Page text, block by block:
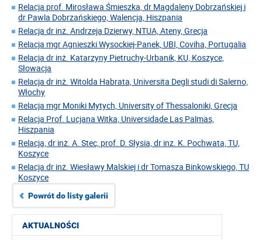
AKTUALNOŚCI
Relacja prof. Mirosława Śmieszka, dr Magdaleny Dobrzańskiej i
dr Pawla Dobrzańskiego, Walencja, Hiszpania
Relacja dr inż. Andrzeja Dzierwy, NTUA, Ateny, Grecja
Relacja mgr Agnieszki Wysockiej-Panek, UBI, Coviha, Portugalia
Relacja dr inż. Katarzyny Pietruchy-Urbanik, KU, Koszyce,
Słowacja
Relacja dr inż. Witolda Habrata, Universita Degli studi di Salerno,
Włochy
Relacja mgr Moniki Mytych, University of Thessaloniki, Grecja
Relacja Prof. Lucjana Witka, Universidade Las Palmas,
Hiszpania
Relacja, dr inż. A. Stec, prof. D. Słysia, dr inz. K. Pochwata, TU,
Koszyce
Relacja dr inż. Wiesławy Malskiej i dr Tomasza Binkowskiego, TU
Koszyce
Powrót do listy galerii